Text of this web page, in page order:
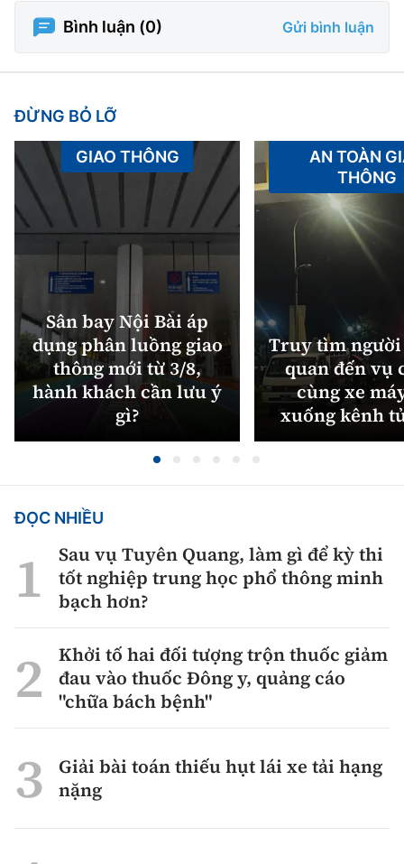
Bình luận (0) Gửi bình luận
ĐỪNG BỎ LỠ
Sân bay Nội Bài áp
dụng phân luồng giao
thông mới từ 3/8,
hành khách cần lưu ý
gì?
GIAO THÔNG
Truy tìm
quan đến vụ
cùng xe
xuống kênh
AN TOÀN
THÔNG
ĐỌC NHIỀU
Sau vụ Tuyên Quang, làm gì để kỳ thi
tốt nghiệp trung học phổ thông minh
bạch hơn?
Khởi tố hai đối tượng trộn thuốc giảm
đau vào thuốc Đông y, quảng cáo
"chữa bách bệnh"
Giải bài toán thiếu hụt lái xe tải hạng
nặng